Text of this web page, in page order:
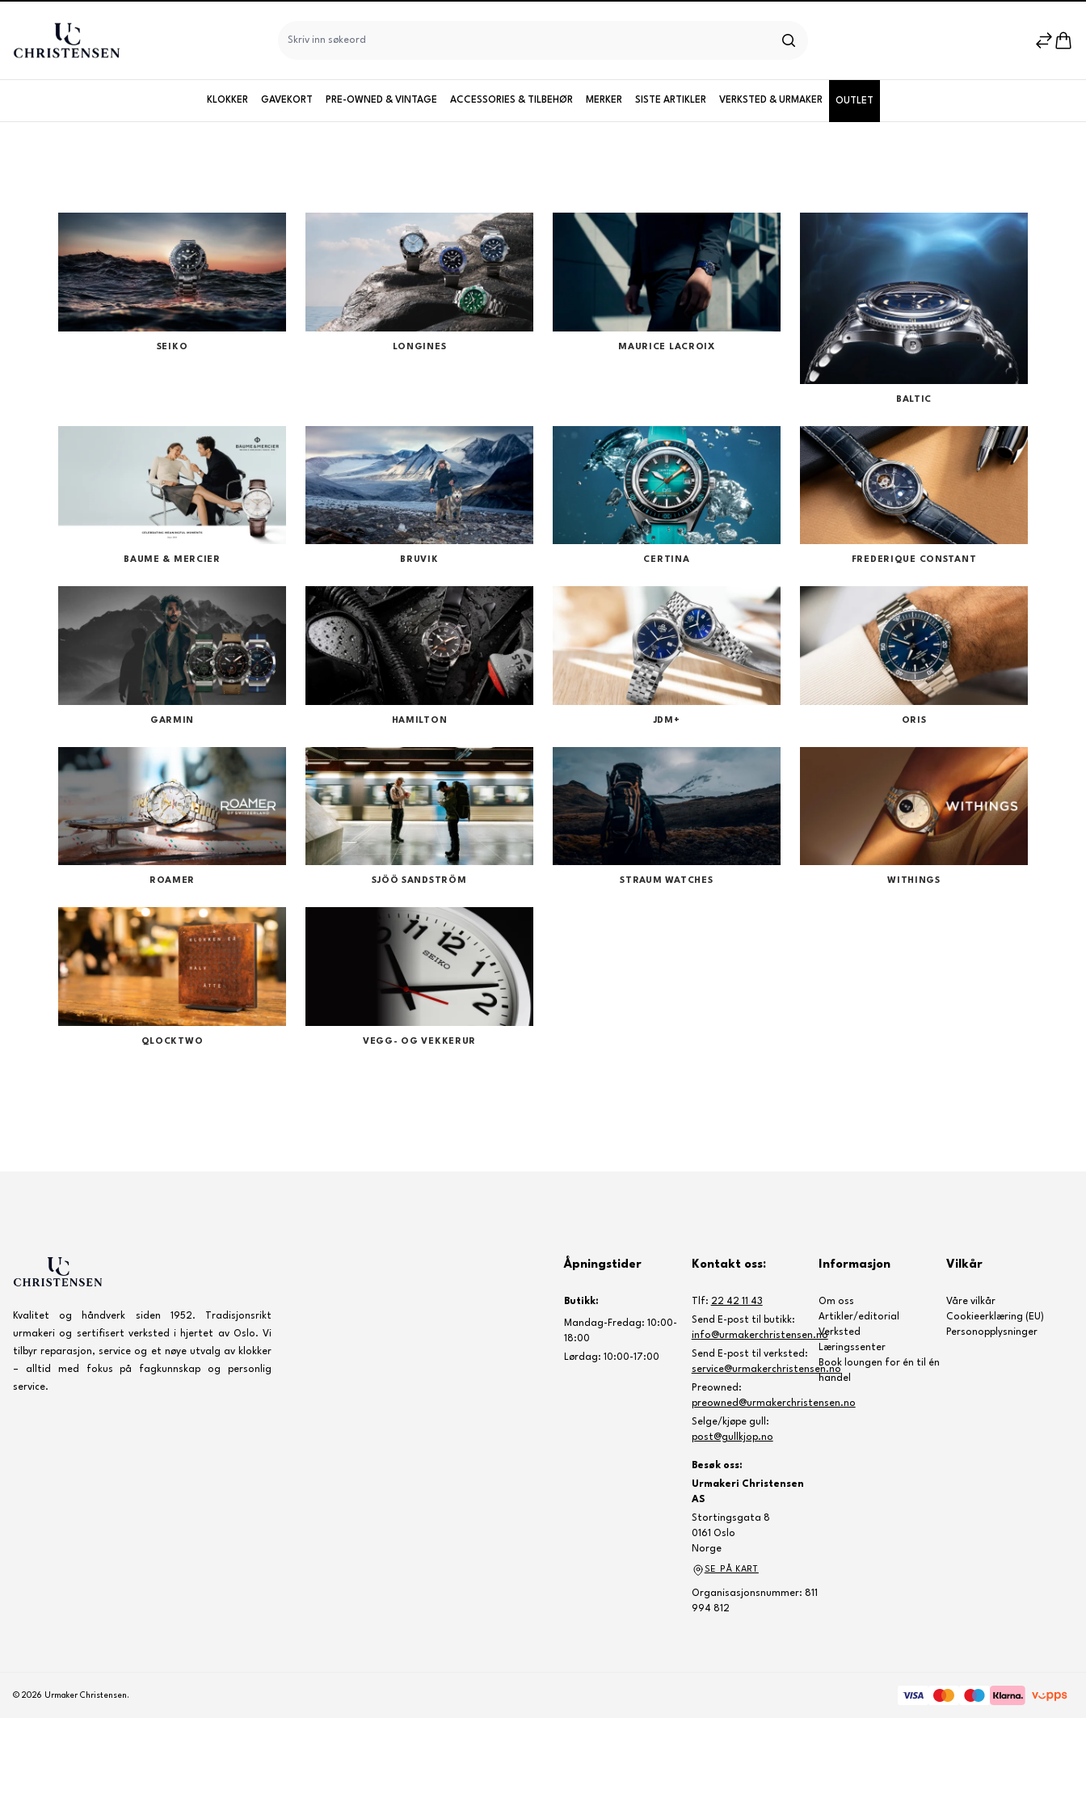
KLOKKER GAVEKORT PRE-OWNED & VINTAGE ACCESSORIES & TILBEHØR MERKER
Baume & Mercier
Hamilton
Damemodeller Herremodeller
Limiterte modeller Nyheter
Se alle Seiko
SISTE ARTIKLER VERKSTED & URMAKER OUTLET
SEIKO LONGINES MAURICE LACROIX
BALTIC
BAUME & MERCIER BRUVIK CERTINA FREDERIQUE CONSTANT
GARMIN HAMILTON JDM+ ORIS
ROAMER SJÖÖ SANDSTRÖM STRAUM WATCHES WITHINGS
QLOCKTWO VEGG- OG VEKKERUR
Kvalitet og håndverk siden 1952. Tradisjonsrikt
urmakeri og sertifisert verksted i hjertet av Oslo. Vi
tilbyr reparasjon, service og et nøye utvalg av klokker
– alltid med fokus på fagkunnskap og personlig
service.
Åpningstider
Butikk:
Mandag-Fredag: 10:00-
18:00
Lørdag: 10:00-17:00
Kontakt oss:
Tlf: 22 42 11 43
Send E-post til butikk:
info@urmakerchristensen.no
Send E-post til verksted:
service@urmakerchristensen.no
Preowned:
preowned@urmakerchristensen.no
Selge/kjøpe gull:
post@gullkjop.no
Besøk oss:
Urmakeri Christensen
AS
Stortingsgata 8
0161 Oslo
Norge
SE PÅ KART
Organisasjonsnummer: 811
994 812
Informasjon
Om oss
Artikler/editorial
Verksted
Læringssenter
Book loungen for én til én
handel
Vilkår
Våre vilkår
Cookieerklæring (EU)
Personopplysninger
© 2026 Urmaker Christensen.